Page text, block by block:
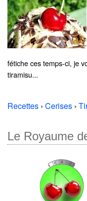
fétiche ces temps-ci, je
tiramisu...
Recettes › Cerises ›
Le Royaume